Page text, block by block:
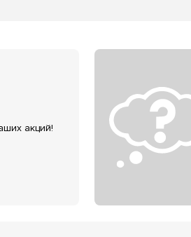
акций!